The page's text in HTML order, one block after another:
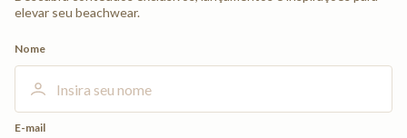
elevar seu beachwear.
Nome
E-mail